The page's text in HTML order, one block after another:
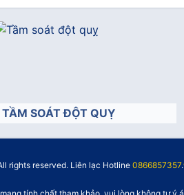
TẦM SOÁT ĐỘT QUỴ
rights reserved. Liên lạc Hotline 0866857357.